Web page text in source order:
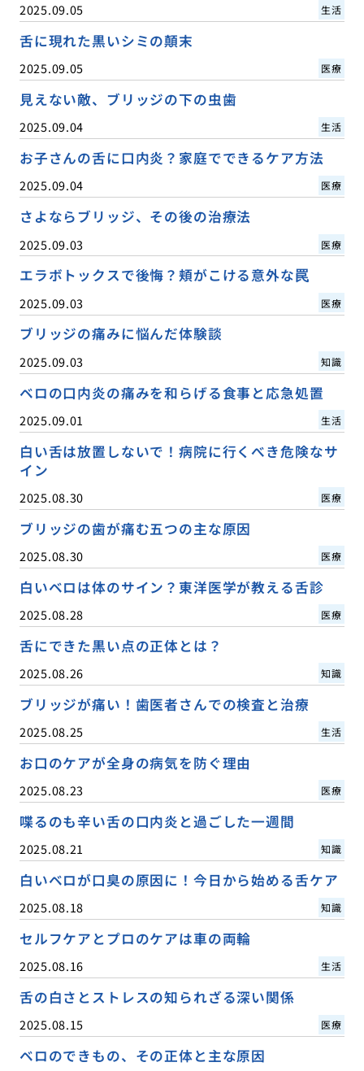
2025.09.05 生活
舌に現れた黒いシミの顛末
2025.09.05 医療
見えない敵、ブリッジの下の虫歯
2025.09.04 生活
お子さんの舌に口内炎？家庭でできるケア方法
2025.09.04 医療
さよならブリッジ、その後の治療法
2025.09.03 医療
エラボトックスで後悔？頬がこける意外な罠
2025.09.03 医療
ブリッジの痛みに悩んだ体験談
2025.09.03 知識
ベロの口内炎の痛みを和らげる食事と応急処置
2025.09.01 生活
白い舌は放置しないで！病院に行くべき危険なサ
イン
2025.08.30 医療
ブリッジの歯が痛む五つの主な原因
2025.08.30 医療
白いベロは体のサイン？東洋医学が教える舌診
2025.08.28 医療
舌にできた黒い点の正体とは？
2025.08.26 知識
ブリッジが痛い！歯医者さんでの検査と治療
2025.08.25 生活
お口のケアが全身の病気を防ぐ理由
2025.08.23 医療
喋るのも辛い舌の口内炎と過ごした一週間
2025.08.21 知識
白いベロが口臭の原因に！今日から始める舌ケア
2025.08.18 知識
セルフケアとプロのケアは車の両輪
2025.08.16 生活
舌の白さとストレスの知られざる深い関係
2025.08.15 医療
ベロのできもの、その正体と主な原因